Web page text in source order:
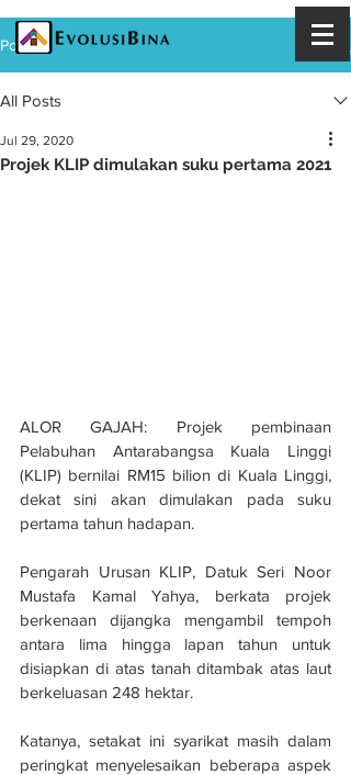
Post
All Posts
Projek KLIP dimulakan suku pertama 2021
Jul 29, 2020
ALOR GAJAH: Projek pembinaan
Pelabuhan Antarabangsa Kuala Linggi
(KLIP) bernilai RM15 bilion di Kuala Linggi,
dekat sini akan dimulakan pada suku
pertama tahun hadapan.
Pengarah Urusan KLIP, Datuk Seri Noor
Mustafa Kamal Yahya, berkata projek
berkenaan dijangka mengambil tempoh
antara lima hingga lapan tahun untuk
disiapkan di atas tanah ditambak atas laut
berkeluasan 248 hektar.
Katanya, setakat ini syarikat masih dalam
peringkat menyelesaikan beberapa aspek